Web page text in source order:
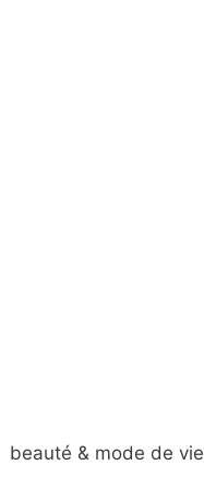
beauté & mode de vie